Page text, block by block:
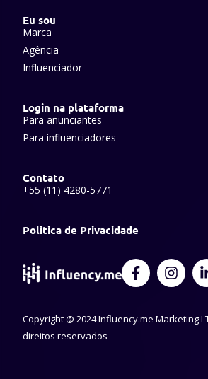
Eu sou
Marca
Agência
Influenciador
Login na plataforma
Para anunciantes
Para influenciadores
Contato
+55 (11) 4280-5771
Politica de Privacidade
F
a
b
I
n
a
i
Copyright @ 2024 Influency.me Marketing
direitos reservados